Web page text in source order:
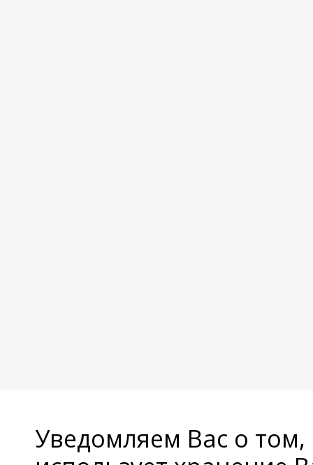
Уведомляем Вас о